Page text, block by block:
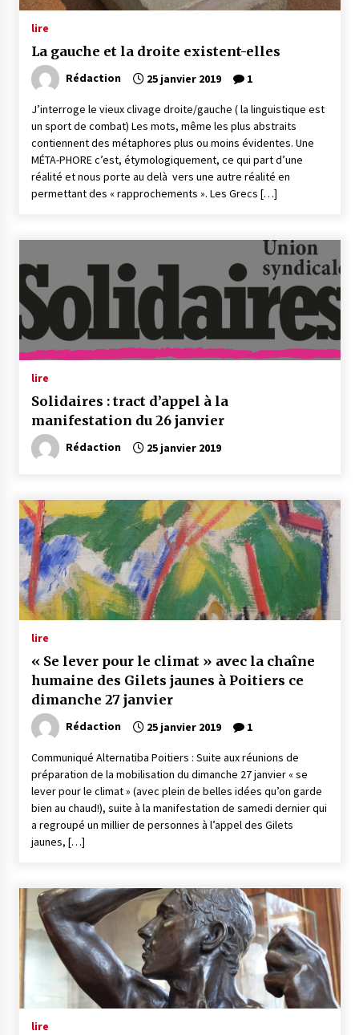
lire
La gauche et la droite existent-elles
Rédaction 25 janvier 2019 1
J’interroge le vieux clivage droite/gauche ( la linguistique est
un sport de combat) Les mots, même les plus abstraits
contiennent des métaphores plus ou moins évidentes. Une
MÉTA-PHORE c’est, étymologiquement, ce qui part d’une
réalité et nous porte au delà vers une autre réalité en
permettant des « rapprochements ». Les Grecs […]
lire
Solidaires : tract d’appel à la
manifestation du 26 janvier
Rédaction 25 janvier 2019
lire
« Se lever pour le climat » avec la chaîne
humaine des Gilets jaunes à Poitiers ce
dimanche 27 janvier
Rédaction 25 janvier 2019 1
Communiqué Alternatiba Poitiers : Suite aux réunions de
préparation de la mobilisation du dimanche 27 janvier « se
lever pour le climat » (avec plein de belles idées qu’on garde
bien au chaud!), suite à la manifestation de samedi dernier qui
a regroupé un millier de personnes à l’appel des Gilets
jaunes, […]
lire